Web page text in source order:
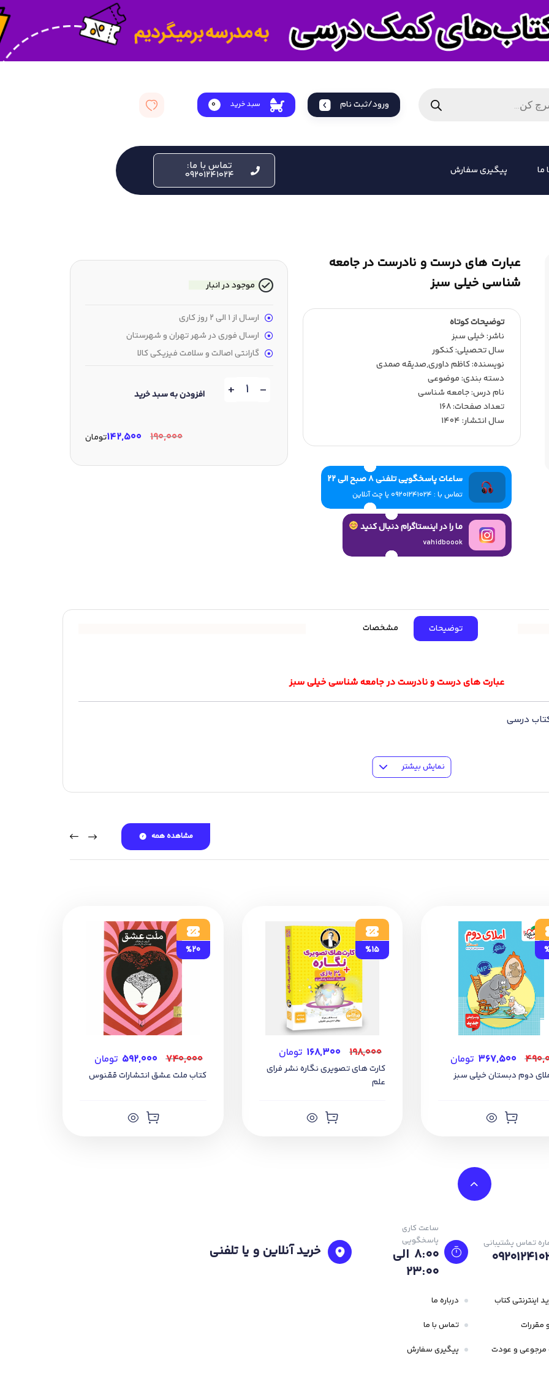
ورود/ثبت نام سبد خرید 0
ما پیگیری سفارش تماس با ما:
09201241024
عبارت های درست و نادرست در جامعه
شناسی خیلی سبز
توضیحات کوتاه
ناشر:‌ خیلی سبز
سال تحصیلی:‌ کنکور
نویسنده:‌ کاظم داوری,صدیقه صمدی
دسته بندی: موضوعی
نام درس: جامعه شناسی
تعداد صفحات:‌ 168
سال انتشار:‌ 1404
ساعات پاسخگویی تلفنی 8 صبح الی 22
تماس با : 09201241024 یا چت آنلاین
ما را در اینستاگرام دنبال کنید
vahidboook
موجود در انبار
ارسال از 1 الی 2 روز کاری
ارسال فوری در شهر تهران و شهرستان
گارانتی اصالت و سلامت فیزیکی کالا
-
+ افزودن به سبد خرید
۱۹۰,۰۰۰ ۱۴۲,۵۰۰تومان
توضیحات مشخصات
عبارت های درست و نادرست در جامعه شناسی خیلی سبز
نمایش بیشتر
مشاهده همه
۳۶۷,۵۰۰ تومان
دوم دبستان خیلی سبز
%15
۱۹۸,۰۰۰ ۱۶۸,۳۰۰ تومان
کارت های تصویری نگاره نشر فرای
علم
%20
۷۴۰,۰۰۰ ۵۹۲,۰۰۰ تومان
کتاب ملت عشق انتشارات ققنوس
تماس پشتیبانی
ساعت کاری
پاسخگویی
8:00 الی
23:۰۰
خرید آنلاین و یا تلفنی
اینترنتی کتاب
مقررات
و عودت
درباره ما
تماس با ما
پیگیری سفارش